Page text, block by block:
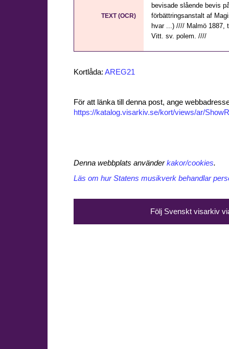
TEXT (OCR)
bevisade slående bevis
förbättringsanstalt af
hvar ...) //// Malmö 1887,
Vitt. sv. polem. ////
Kortlåda: AREG21
För att länka till denna post, ange
https://katalog.visarkiv.se/kort/views/ar/
Denna webbplats använderkakor/cookies.
Läs om hur Statens musikverk behandlar
Följ Svenskt visarkiv